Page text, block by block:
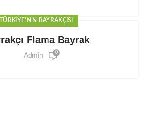
TÜRKIYE'NIN BAYRAKÇISI
Flama Bayrak
Admin 0